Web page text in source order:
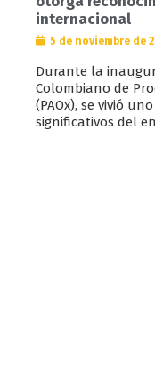
internacional
5 de noviembre de
Durante la
Colombiano de
(PAOx), se vivió
significativos del